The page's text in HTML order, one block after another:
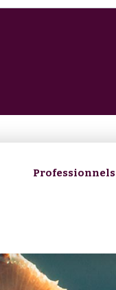
Professionnels